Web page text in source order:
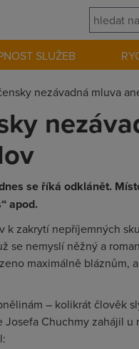
SLUŽEB
nezávadná mluva
se říká odklánět.
apod.
k zakrytí nepříjemných
se nemyslí něžný a
maximálně bláznům,
– kolikrát člověk
Josefa Chuchmy zahájil